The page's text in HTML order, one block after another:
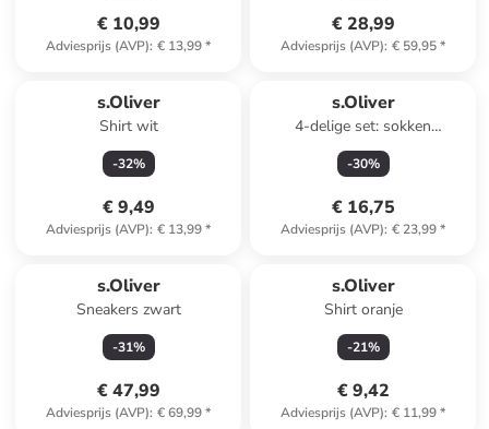
€ 10,99
Adviesprijs (AVP): € 13,99*
€ 28,99
Adviesprijs (AVP): € 59,95*
s.Oliver
Shirt wit
-32%
€ 9,49
Adviesprijs (AVP): € 13,99*
s.Oliver
4-delige set: sokken
grijs/donkerblauw/wit
-30%
€ 16,75
Adviesprijs (AVP): € 23,99*
s.Oliver
Sneakers zwart
-31%
€ 47,99
Adviesprijs (AVP): € 69,99*
s.Oliver
Shirt oranje
-21%
€ 9,42
Adviesprijs (AVP): € 11,99*